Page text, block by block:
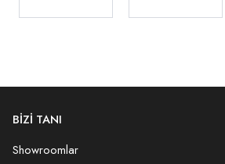
BİZİ TANI
Showroomlar